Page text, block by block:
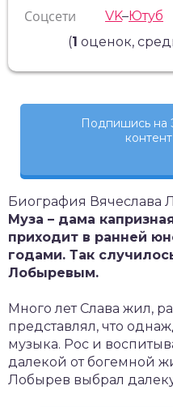
Соцсети VK–Ютуб
(1 оценок,
Подпишись
Биография Вячеслава
Муза – дама
приходит в ранней
годами. Так
Лобыревым.
Много лет Слава жил,
представлял, что
музыка. Рос и
далекой от богемной
Лобырев выбрал